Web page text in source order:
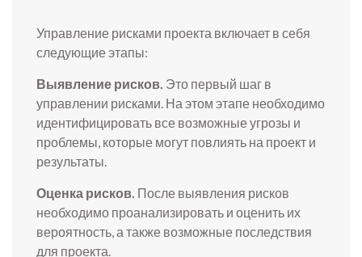
Управление рисками проекта включает в себя
следующие этапы:
Выявление рисков. Это первый шаг в
управлении рисками. На этом этапе необходимо
идентифицировать все возможные угрозы и
проблемы, которые могут повлиять на проект и
результаты.
Оценка рисков. После выявления рисков
необходимо проанализировать и оценить их
вероятность, а также возможные последствия
для проекта.